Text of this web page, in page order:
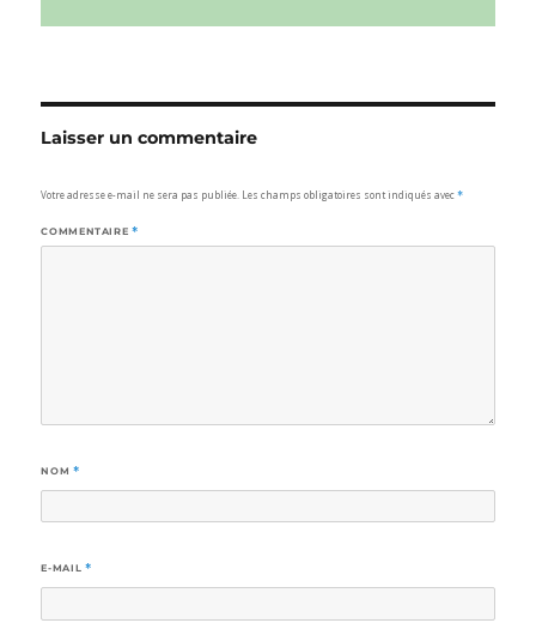
Laisser un commentaire
Votre adresse e-mail ne sera pas publiée. Les champs obligatoires sont indiqués avec*
COMMENTAIRE *
NOM *
E-MAIL *